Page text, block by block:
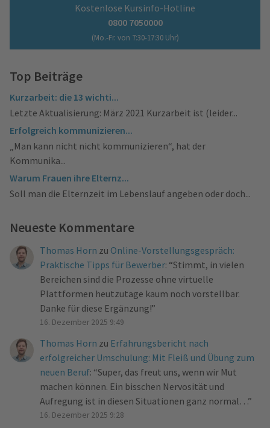
Kostenlose Kursinfo-Hotline
0800 7050000
(Mo.-Fr. von 7:30-17:30 Uhr)
Top Beiträge
Kurzarbeit: die 13 wichti...
Letzte Aktualisierung: März 2021 Kurzarbeit ist (leider...
Erfolgreich kommunizieren...
„Man kann nicht nicht kommunizieren“, hat der
Kommunika...
Warum Frauen ihre Elternz...
Soll man die Elternzeit im Lebenslauf angeben oder doch...
Neueste Kommentare
Thomas Horn zu Online-Vorstellungsgespräch:
Praktische Tipps für Bewerber: “Stimmt, in vielen
Bereichen sind die Prozesse ohne virtuelle
Plattformen heutzutage kaum noch vorstellbar.
Danke für diese Ergänzung!”
16. Dezember 2025 9:49
Thomas Horn zu Erfahrungsbericht nach
erfolgreicher Umschulung: Mit Fleiß und Übung zum
neuen Beruf: “Super, das freut uns, wenn wir Mut
machen können. Ein bisschen Nervosität und
Aufregung ist in diesen Situationen ganz normal… ”
16. Dezember 2025 9:28